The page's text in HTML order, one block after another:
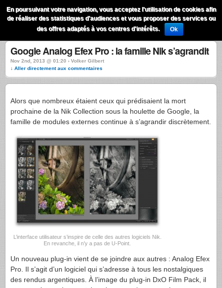
QuestionsPhoto Menu
Google Analog Efex Pro : la famille Nik s’agrandit
Nov 2nd, 2013 @ 01:20 › Volker Gilbert
↓ Aller directement aux commentaires
Alors que nombreux étaient ceux qui prédisaient la mort
prochaine de la Nik Collection sous la houlette de Google, la
famille de modules externes continue à s’agrandir discrètement.
L’interface utilisateur s’inspire de celle des autres logiciels Nik.
En revanche, il n’y a pas de U-Point.
Un nouveau plug-in vient de se joindre aux autres : Analog Efex
Pro. Il s’agit d’un logiciel qui s’adresse à tous les nostalgiques
des rendus argentiques. À l’image du plug-in DxO Film Pack, il
En poursuivant votre navigation, vous acceptez l'utilisation de cookies afin
de réaliser des statistiques d'audiences et vous proposer des services ou
des offres adaptés à vos centres d'intérêts.
Ok